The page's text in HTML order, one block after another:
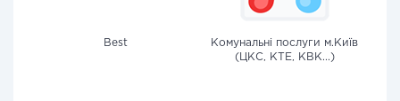
Best
Комунальні послуги м.Київ
(ЦКС, КТЕ, КВК...)